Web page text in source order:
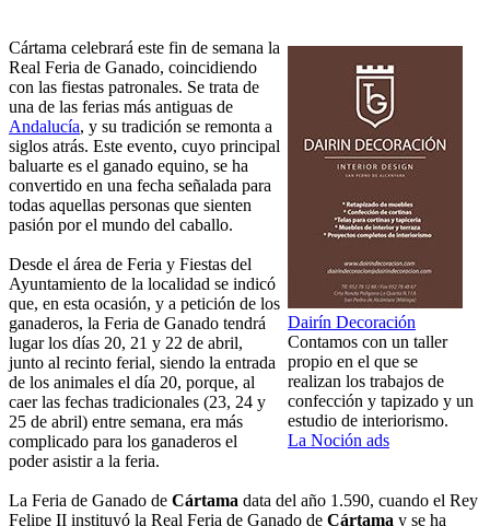
Dairín Decoración
Contamos con un taller
propio en el que se
realizan los trabajos de
confección y tapizado y un
estudio de interiorismo.
La Noción ads
Cártama celebrará este fin de semana la
Real Feria de Ganado, coincidiendo
con las fiestas patronales. Se trata de
una de las ferias más antiguas de
Andalucía, y su tradición se remonta a
siglos atrás. Este evento, cuyo principal
baluarte es el ganado equino, se ha
convertido en una fecha señalada para
todas aquellas personas que sienten
pasión por el mundo del caballo.
Desde el área de Feria y Fiestas del
Ayuntamiento de la localidad se indicó
que, en esta ocasión, y a petición de los
ganaderos, la Feria de Ganado tendrá
lugar los días 20, 21 y 22 de abril,
junto al recinto ferial, siendo la entrada
de los animales el día 20, porque, al
caer las fechas tradicionales (23, 24 y
25 de abril) entre semana, era más
complicado para los ganaderos el
poder asistir a la feria.
La Feria de Ganado de Cártama data del año 1.590, cuando el Rey
Felipe II instituyó la Real Feria de Ganado de Cártama y se ha